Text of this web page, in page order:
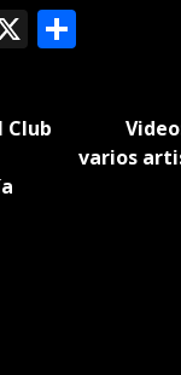
X
Club
varios